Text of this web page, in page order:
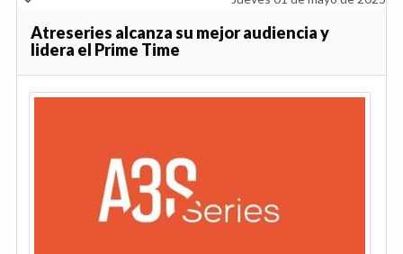
Atreseries alcanza su mejor audiencia y
lidera el Prime Time